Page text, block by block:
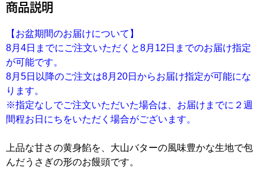
商品説明
【お盆期間のお届けについて】
8月4日までにご注文いただくと8月12日までのお届け指定
が可能です。
8月5日以降のご注文は8月20日からお届け指定が可能にな
ります。
※指定なしでご注文いただいた場合は、お届けまでに２週
間程お日にちをいただく場合がございます。
上品な甘さの黄身餡を、大山バターの風味豊かな生地で包
んだうさぎの形のお饅頭です。